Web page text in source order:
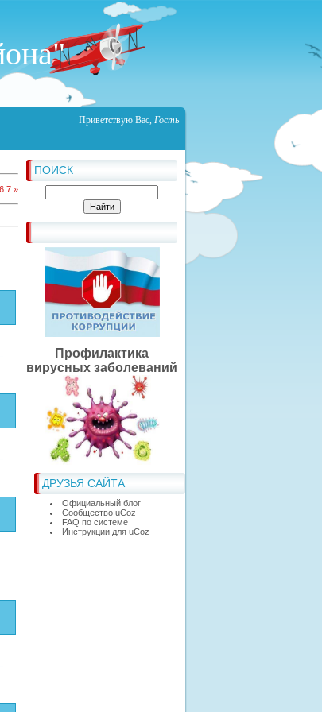
Приветствую Вас, Гость
ПОИСК
Профилактика
вирусных заболеваний
ДРУЗЬЯ САЙТА
Официальный блог
Сообщество uCoz
FAQ по системе
Инструкции для uCoz
6 7 »